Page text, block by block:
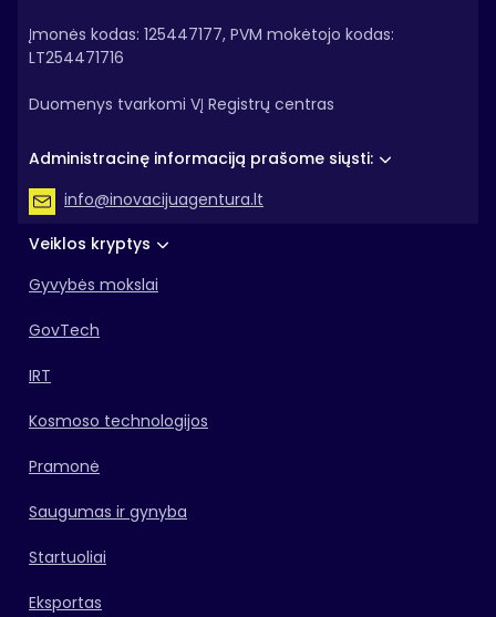
Veiklos kryptys
Gyvybės mokslai
GovTech
IRT
Kosmoso technologijos
Pramonė
Saugumas ir gynyba
Startuoliai
Eksportas
Įmonės kodas: 125447177, PVM mokėtojo kodas:
LT254471716
Duomenys tvarkomi VĮ Registrų centras
Administracinę informaciją prašome siųsti:
info@inovacijuagentura.lt